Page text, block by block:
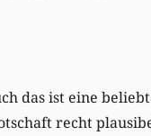
das ist eine
recht